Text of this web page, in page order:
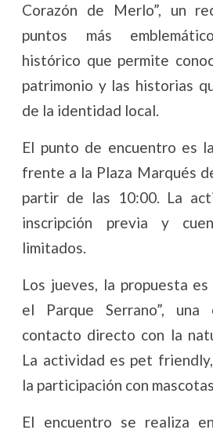
Corazón de Merlo”, un
puntos más
histórico que permite
patrimonio y las historias
de la identidad local.
El punto de encuentro es
frente a la Plaza Marqués
partir de las 10:00. La
inscripción previa y
limitados.
Los jueves, la propuesta es
el Parque Serrano”, una
contacto directo con la
La actividad es pet
la participación con
El encuentro se realiza